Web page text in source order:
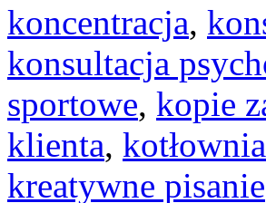
koncentracja,
konsultacja
sportowe, kopie
klienta,
kreatywne pisanie